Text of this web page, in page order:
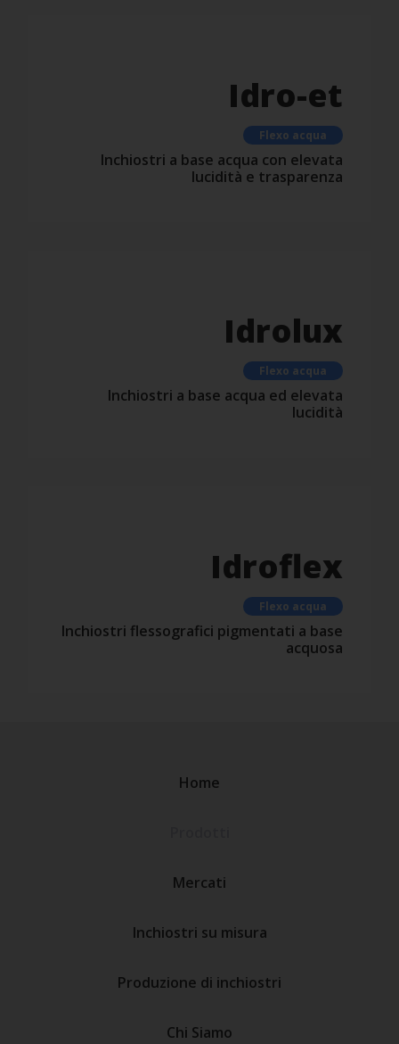
Idro-et
Flexo acqua
Inchiostri a base acqua con elevata
lucidità e trasparenza
Idrolux
Flexo acqua
Inchiostri a base acqua ed elevata
lucidità
Idroflex
Flexo acqua
Inchiostri flessografici pigmentati a base
acquosa
Home
Mercati
Inchiostri su misura
Produzione di inchiostri
Chi Siamo